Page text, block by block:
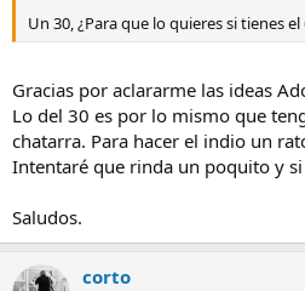
Un 30, ¿Para que lo quieres si tienes
Gracias por aclararme las ideas
Lo del 30 es por lo mismo que
chatarra. Para hacer el indio un
Intentaré que rinda un poquito y
Saludos.
corto